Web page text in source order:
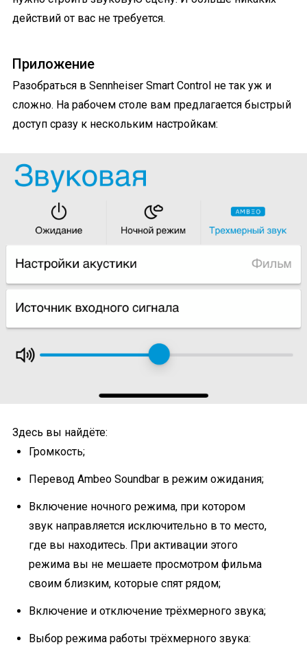
действий от вас не требуется.
Приложение
Разобраться в Sennheiser Smart Control не так уж и
сложно. На рабочем столе вам предлагается быстрый
доступ сразу к нескольким настройкам:
Здесь вы найдёте:
Громкость;
Перевод Ambeo Soundbar в режим ожидания;
Включение ночного режима, при котором
звук направляется исключительно в то место,
где вы находитесь. При активации этого
режима вы не мешаете просмотром фильма
своим близким, которые спят рядом;
Включение и отключение трёхмерного звука;
Выбор режима работы трёхмерного звука: